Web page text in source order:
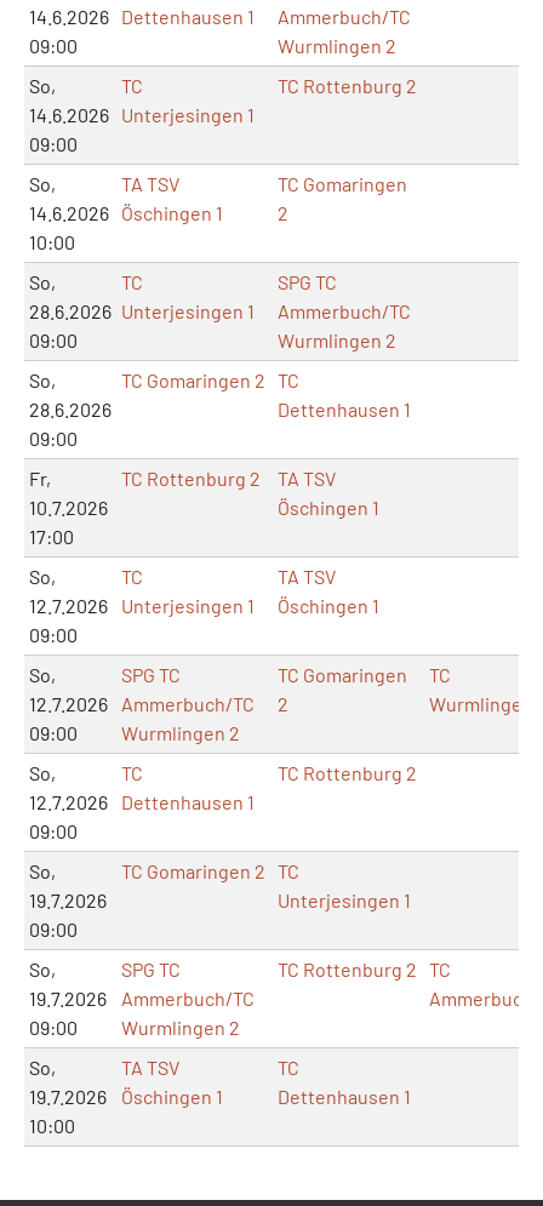
14.6.2026
09:00
Dettenhausen 1
Ammerbuch/TC
Wurmlingen 2
So,
14.6.2026
09:00
TC
Unterjesingen 1
TC Rottenburg 2
So,
14.6.2026
10:00
TA TSV
Öschingen 1
TC Gomaringen
2
So,
28.6.2026
09:00
TC
Unterjesingen 1
SPG TC
Ammerbuch/TC
Wurmlingen 2
So,
28.6.2026
09:00
TC Gomaringen 2 TC
Dettenhausen 1
Fr,
10.7.2026
17:00
TC Rottenburg 2
TA TSV
Öschingen 1
So,
12.7.2026
09:00
TC
Unterjesingen 1
TA TSV
Öschingen 1
So,
12.7.2026
09:00
SPG TC
Ammerbuch/TC
Wurmlingen 2
TC Gomaringen
2
TC
Wurmlingen
So,
12.7.2026
09:00
TC
Dettenhausen 1
TC Rottenburg 2
So,
19.7.2026
09:00
TC Gomaringen 2 TC
Unterjesingen 1
So,
19.7.2026
09:00
SPG TC
Ammerbuch/TC
Wurmlingen 2
TC Rottenburg 2 TC
Ammerbuch
So,
19.7.2026
10:00
TA TSV
Öschingen 1
TC
Dettenhausen 1